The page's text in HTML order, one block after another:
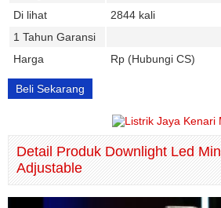
Di lihat
2844 kali
1 Tahun Garansi
Harga
Rp (Hubungi CS)
Beli Sekarang
Detail Produk Downlight Led
Adjustable